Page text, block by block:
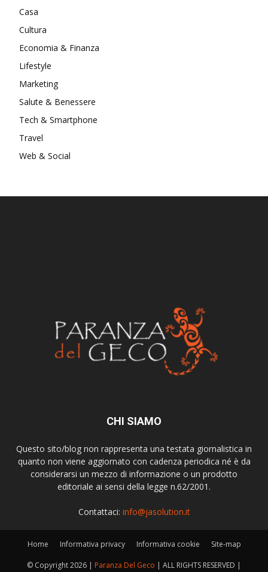
Casa
Cultura
Economia & Finanza
Lifestyle
Marketing
Salute & Benessere
Tech & Smartphone
Travel
Web & Social
CHI SIAMO
Questo sito/blog non rappresenta una testata giornalistica in
quanto non viene aggiornato con cadenza periodica né è da
considerarsi un mezzo di informazione o un prodotto
editoriale ai sensi della legge n.62/2001.
Contattaci: info@jasolution.it
Home Informativa privacy Informativa cookie Site-map
© Copyright2026 | Paranza Del Geco | ALL RIGHTS RESERVED |